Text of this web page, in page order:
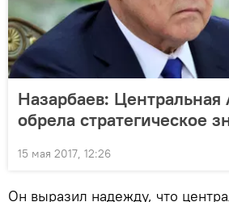
Назарбаев: Центральная
обрела стратегическое
15 мая 2017, 12:26
Он выразил надежду, что